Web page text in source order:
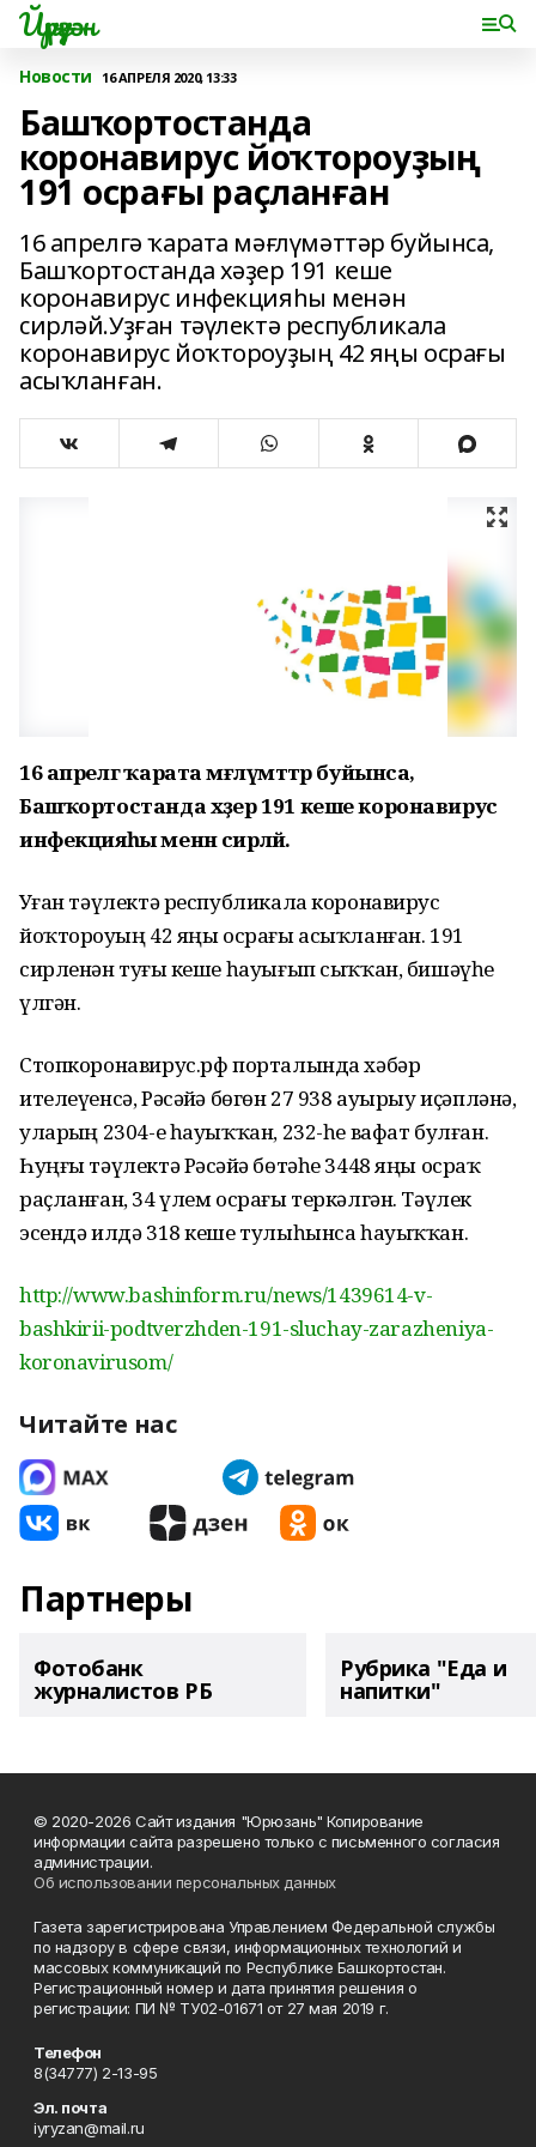
Йүрүҙән
Новости 16 АПРЕЛЯ 2020, 13:33
Башҡортостанда
коронавирус йоҡтороуҙың
191 осрағы раҫланған
16 апрелгә ҡарата мәғлүмәттәр буйынса,
Башҡортостанда хәҙер 191 кеше
коронавирус инфекцияһы менән
сирләй.Уҙған тәүлектә республикала
коронавирус йоҡтороуҙың 42 яңы осрағы
асыҡланған.
16 апрелгә ҡарата мәғлүмәттәр буйынса,
Башҡортостанда хәҙер 191 кеше коронавирус
инфекцияһы менән сирләй.
Уҙған тәүлектә республикала коронавирус
йоҡтороуҙың 42 яңы осрағы асыҡланған. 191
сирленән туғыҙ кеше һауығып сыҡҡан, бишәүһе
үлгән.
Стопкоронавирус.рф порталында хәбәр
ителеүенсә, Рәсәйҙә бөгөн 27 938 ауырыу иҫәпләнә,
уларҙың 2304-е һауыҡҡан, 232-һе вафат булған.
Һуңғы тәүлектә Рәсәйҙә бөтәһе 3448 яңы осраҡ
раҫланған, 34 үлем осрағы теркәлгән. Тәүлек
эсендә илдә 318 кеше тулыһынса һауыҡҡан.
http://www.bashinform.ru/news/1439614-v-
bashkirii-podtverzhden-191-sluchay-zarazheniya-
koronavirusom/
Читайте нас
Партнеры
Фотобанк
журналистов РБ
Рубрика "Еда и
напитки"
© 2020-2026 Сайт издания "Юрюзань" Копирование
информации сайта разрешено только с письменного согласия
администрации.
Об использовании персональных данных
Газета зарегистрирована Управлением Федеральной службы
по надзору в сфере связи, информационных технологий и
массовых коммуникаций по Республике Башкортостан.
Регистрационный номер и дата принятия решения о
регистрации: ПИ № ТУ02-01671 от 27 мая 2019 г.
Телефон
8(34777) 2-13-95
Эл. почта
iyryzan@mail.ru